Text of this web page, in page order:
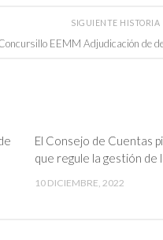
SIGUIENTE HISTORIA
EEMM Adjudicación de
El Consejo de Cuentas
que regule la gestión de
10 DICIEMBRE, 2022